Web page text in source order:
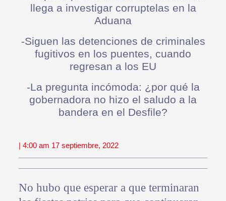
llega a investigar corruptelas en la
Aduana
-Siguen las detenciones de criminales
fugitivos en los puentes, cuando
regresan a los EU
-La pregunta incómoda: ¿por qué la
gobernadora no hizo el saludo a la
bandera en el Desfile?
| 4:00 am 17 septiembre, 2022
No hubo que esperar a que terminaran